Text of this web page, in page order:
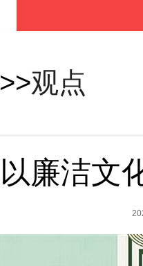
>>观点
以廉洁文